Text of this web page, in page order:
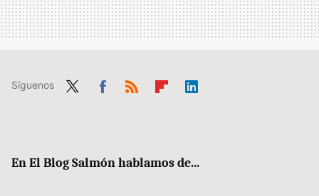
Síguenos
En El Blog Salmón hablamos de...